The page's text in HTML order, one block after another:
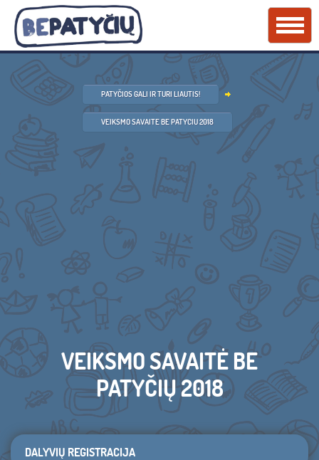
PATYČIOS GALI IR TURI LIAUTIS!
VEIKSMO SAVAITE BE PATYCIU 2018
VEIKSMO SAVAITĖ BE
PATYČIŲ 2018
DALYVIŲ REGISTRACIJA